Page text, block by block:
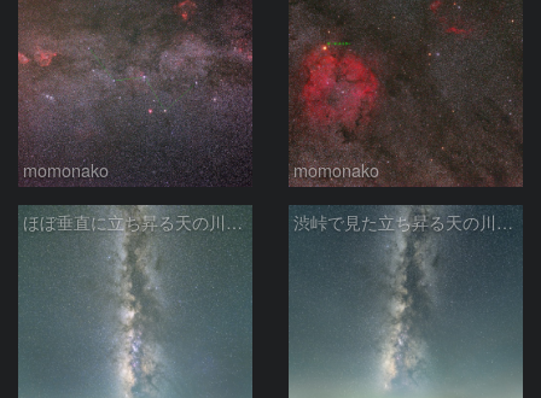
momonako momonako
ほぼ垂直に立ち昇る天の川銀河 渋峠で見た立ち昇る天の川銀河